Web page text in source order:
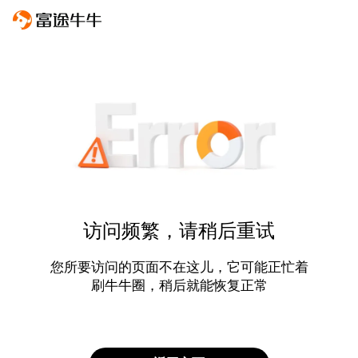
访问频繁，请稍后重试
您所要访问的页面不在这儿，它可能正忙着
刷牛牛圈，稍后就能恢复正常